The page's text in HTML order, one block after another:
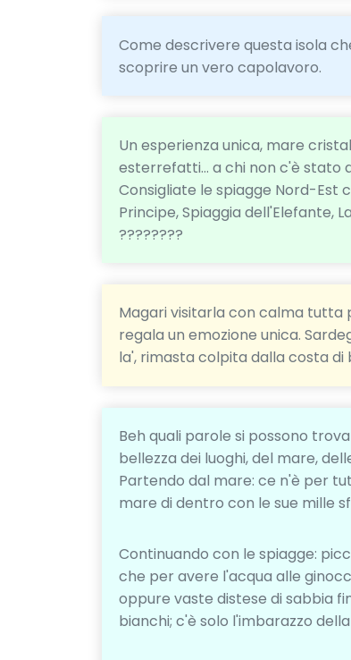
Come descrivere questa isola
scoprire un vero capolavoro.
Un esperienza unica, mare
esterrefatti... a chi non c'è stato
Consigliate le spiagge Nord-Est
Principe, Spiaggia dell'Elefante,
????????
Magari visitarla con calma tutta
regala un emozione unica.
la', rimasta colpita dalla costa di
Beh quali parole si possono
bellezza dei luoghi, del mare,
Partendo dal mare: ce n'è per
mare di dentro con le sue mille
Continuando con le spiagge:
che per avere l'acqua alle
oppure vaste distese di sabbia
bianchi; c'è solo l'imbarazzo